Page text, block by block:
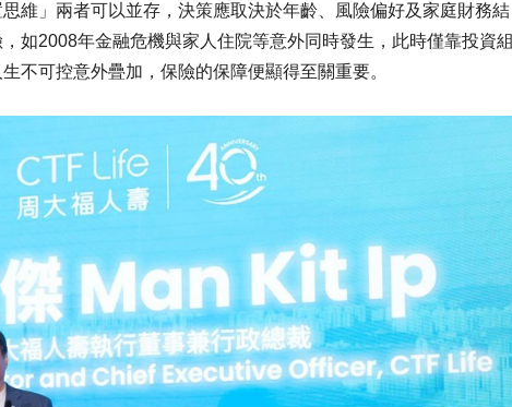
維」兩者可以並存，決策應取決於年齡、風險偏好及家庭財務結
如2008年金融危機與家人住院等意外同時發生，此時僅靠投資組
不可控意外疊加，保險的保障便顯得至關重要。